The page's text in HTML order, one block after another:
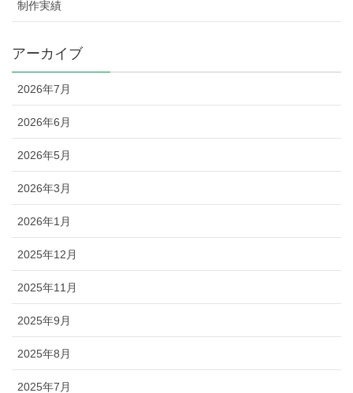
制作実績
アーカイブ
2026年7月
2026年6月
2026年5月
2026年3月
2026年1月
2025年12月
2025年11月
2025年9月
2025年8月
2025年7月